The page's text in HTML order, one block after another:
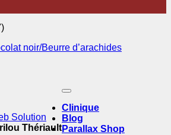
noir/Beurre d’arachides
Solution
Thériault
Clinique
Blog
Parallax Shop